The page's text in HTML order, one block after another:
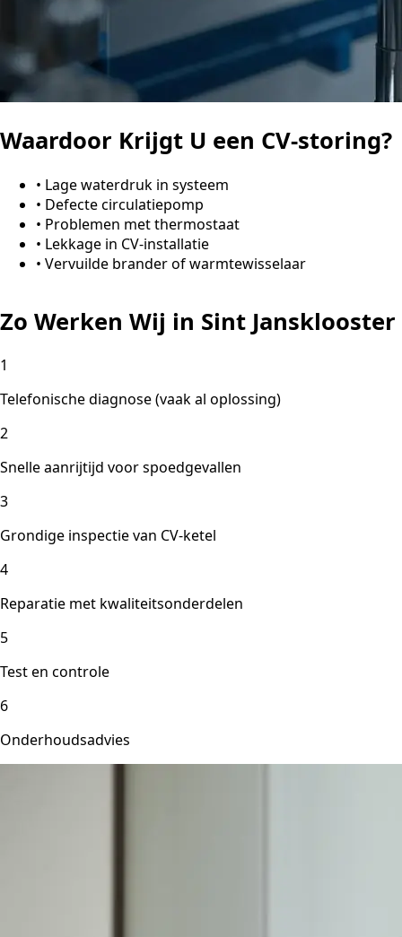
Waardoor Krijgt U een CV-storing?
• Lage waterdruk in systeem
• Defecte circulatiepomp
• Problemen met thermostaat
• Lekkage in CV-installatie
• Vervuilde brander of warmtewisselaar
Zo Werken Wij in Sint Jansklooster
1
Telefonische diagnose (vaak al oplossing)
2
Snelle aanrijtijd voor spoedgevallen
3
Grondige inspectie van CV-ketel
4
Reparatie met kwaliteitsonderdelen
5
Test en controle
6
Onderhoudsadvies